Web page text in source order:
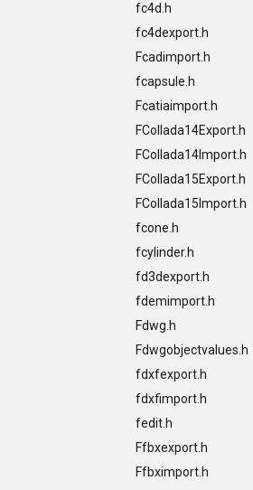
fc4d.h
fc4dexport.h
Fcadimport.h
fcapsule.h
Fcatiaimport.h
FCollada14Export.h
FCollada14Import.h
FCollada15Export.h
FCollada15Import.h
fcone.h
fcylinder.h
fd3dexport.h
fdemimport.h
Fdwg.h
Fdwgobjectvalues.h
fdxfexport.h
fdxfimport.h
fedit.h
Ffbxexport.h
Ffbximport.h